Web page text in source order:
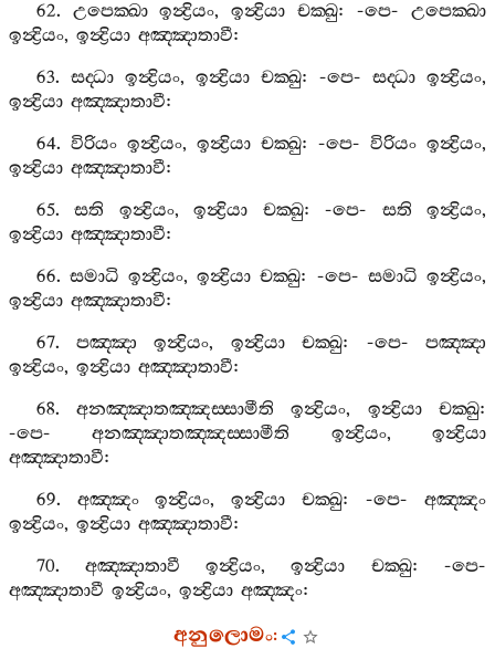
62. උපෙක‍්ඛා ඉන්‍ද්‍රියං,ඉන්‍ද්‍රියා චක‍්ඛු: -පෙ-උපෙක‍්ඛා
ඉන්‍ද්‍රියං, ඉන්‍ද්‍රියා අඤ‍්ඤාතාවී:
63. සද‍්ධා ඉන්‍ද්‍රියං, ඉන්‍ද්‍රියා චක‍්ඛු: -පෙ- සද‍්ධා ඉන්‍ද්‍රියං,
ඉන්‍ද්‍රියා අඤ‍්ඤාතාවී:
64. විරියං ඉන්‍ද්‍රියං, ඉන්‍ද්‍රියා චක‍්ඛු: -පෙ- විරියං ඉන්‍ද්‍රියං,
ඉන්‍ද්‍රියා අඤ‍්ඤාතාවී:
65.සති ඉන්‍ද්‍රියං,ඉන්‍ද්‍රියා චක‍්ඛු: -පෙ- සති ඉන්‍ද්‍රියං,
ඉන්‍ද්‍රියා අඤ‍්ඤාතාවී:
66. සමාධි ඉන්‍ද්‍රියං,ඉන්‍ද්‍රියා චක‍්ඛු: -පෙ- සමාධි ඉන්‍ද්‍රියං,
ඉන්‍ද්‍රියා අඤ‍්ඤාතාවී:
67.පඤ‍්ඤා ඉන්‍ද්‍රියං, ඉන්‍ද්‍රියා චක‍්ඛු: -පෙ-පඤ‍්ඤා
ඉන්‍ද්‍රියං, ඉන්‍ද්‍රියා අඤ‍්ඤාතාවී:
68. අනඤ‍්ඤාතඤ‍්ඤස‍්සාමීති ඉන්‍ද්‍රියං, ඉන්‍ද්‍රියා චක‍්ඛු:
-පෙ-අනඤ‍්ඤාතඤ‍්ඤස‍්සාමීති ඉන්‍ද්‍රියං,ඉන්‍ද්‍රියා
අඤ‍්ඤාතාවී:
69. අඤ‍්ඤං ඉන්‍ද්‍රියං,ඉන්‍ද්‍රියා චක‍්ඛු: -පෙ-අඤ‍්ඤං
ඉන්‍ද්‍රියං, ඉන්‍ද්‍රියා අඤ‍්ඤාතාවී:
70. අඤ‍්ඤාතාවී ඉන්‍ද්‍රියං,ඉන්‍ද්‍රියා චක‍්ඛු: -පෙ-
අඤ‍්ඤාතාවී ඉන්‍ද්‍රියං, ඉන්‍ද්‍රියා අඤ‍්ඤං:
අනුලොමං: